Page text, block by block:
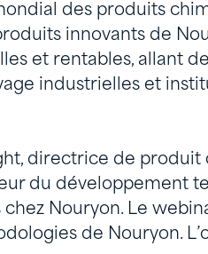
des produits
innovants de
et rentables, allant
industrielles et
directrice de produit
du développement
Nouryon. Le
de Nouryon.